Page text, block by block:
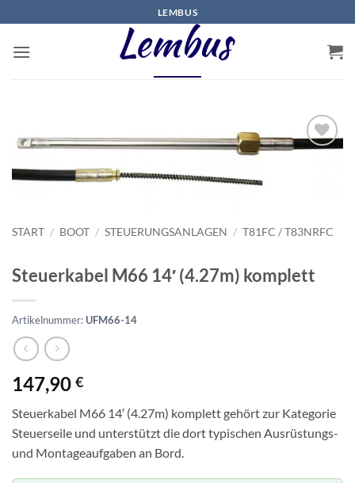
Inhalt
springen
LEMBUS
START / BOOT / STEUERUNGSANLAGEN / T81FC / T83NRFC
Steuerkabel M66 14′ (4.27m) komplett
Artikelnummer:UFM66-14
147,90 €
Steuerkabel M66 14′ (4.27m) komplett gehört zur Kategorie
Steuerseile und unterstützt die dort typischen Ausrüstungs-
und Montageaufgaben an Bord.